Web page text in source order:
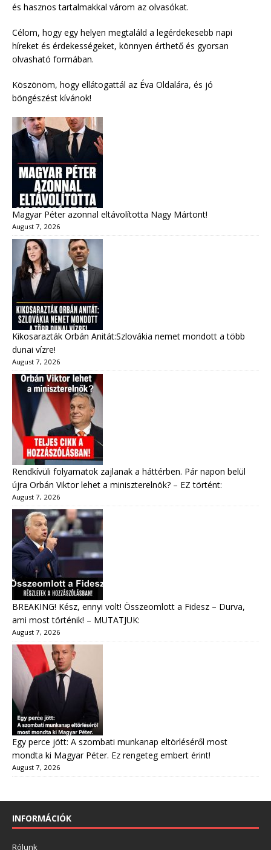
és hasznos tartalmakkal várom az olvasókat.
Célom, hogy egy helyen megtaláld a legérdekesebb napi
híreket és érdekességeket, könnyen érthető és gyorsan
olvasható formában.
Köszönöm, hogy ellátogattál az Éva Oldalára, és jó
böngészést kívánok!
Magyar Péter azonnal eltávolította Nagy Mártont!
August 7, 2026
Kikosarazták Orbán Anitát:Szlovákia nemet mondott a több
dunai vízre!
August 7, 2026
Rendkívüli folyamatok zajlanak a háttérben. Pár napon belül
újra Orbán Viktor lehet a miniszterelnök? – EZ történt:
August 7, 2026
BREAKING! Kész, ennyi volt! Összeomlott a Fidesz – Durva,
ami most történik! – MUTATJUK:
August 7, 2026
Egy perce jött: A szombati munkanap eltörléséről most
mondta ki Magyar Péter. Ez rengeteg embert érint!
August 7, 2026
INFORMÁCIÓK
Rólunk